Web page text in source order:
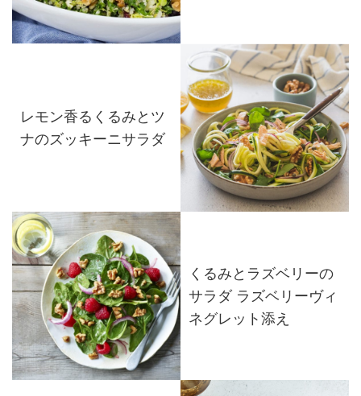
レモン香るくるみとツ
ナのズッキーニサラダ
くるみとラズベリーの
サラダ ラズベリーヴィ
ネグレット添え